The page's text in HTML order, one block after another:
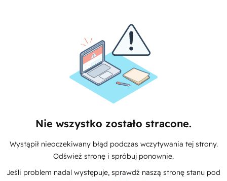
Nie wszystko zostało stracone.
Wystąpił nieoczekiwany błąd podczas wczytywania tej strony.
Odśwież stronę i spróbuj ponownie.
Jeśli problem nadal występuje, sprawdź naszą stronę stanu pod